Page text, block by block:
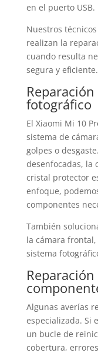
en el puerto USB.
Nuestros
realizan la
cuando resulta
segura y eficiente.
fotográfico
El Xiaomi Mi 10
sistema de
golpes o
desenfocadas, la
cristal protector
enfoque,
componentes
También
la cámara frontal,
sistema
Algunas averías
especializada. Si
un bucle de
cobertura,